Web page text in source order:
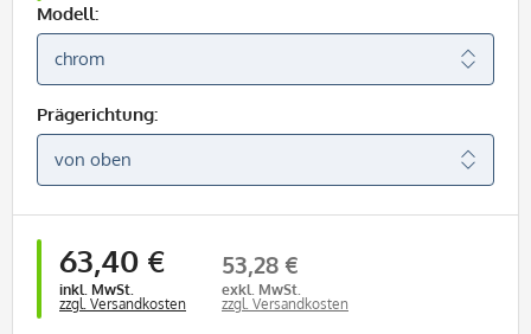
Modell:
Prägerichtung:
63,40 €
inkl. MwSt.
zzgl. Versandkosten
53,28 €
exkl. MwSt.
zzgl. Versandkosten